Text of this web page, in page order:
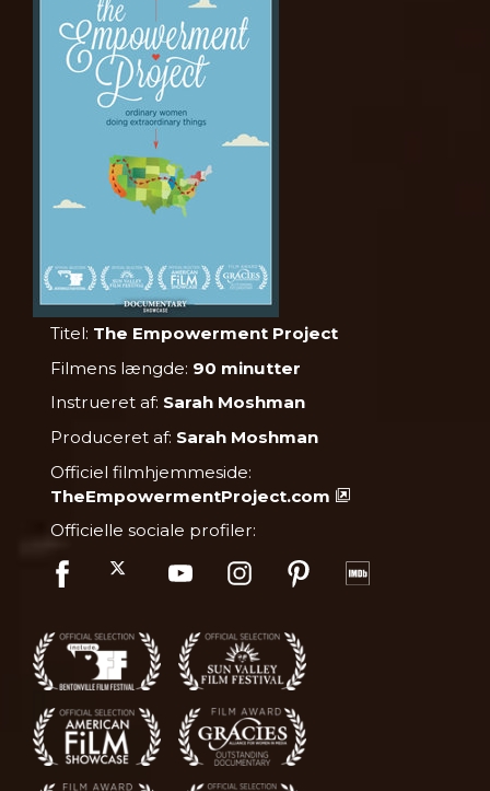
Titel: The Empowerment Project
Filmens længde: 90 minutter
Instrueret af: Sarah Moshman
Produceret af: Sarah Moshman
Officiel filmhjemmeside:
TheEmpowermentProject.com
Officielle sociale profiler: